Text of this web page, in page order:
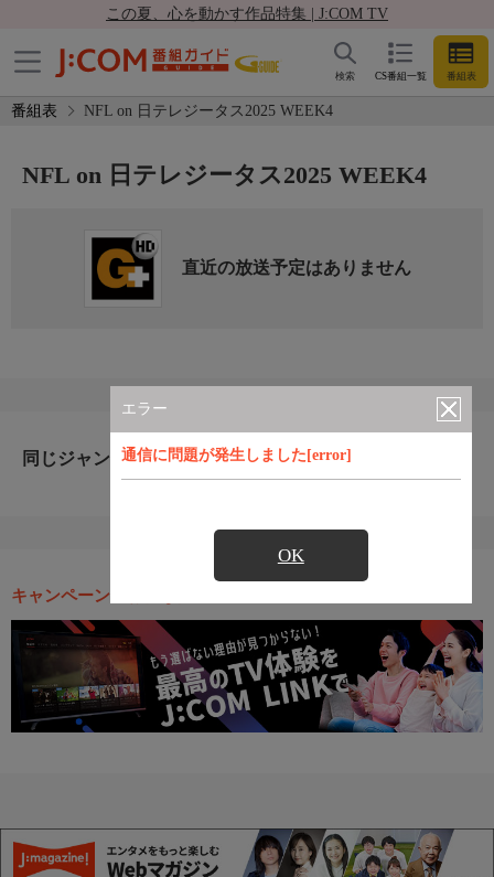
この夏、心を動かす作品特集 | J:COM TV
CS番組一覧 番組表
検索
番組表 NFL on 日テレジータス2025 WEEK4
エラー
通信に問題が発生しました[error]
OK
NFL on 日テレジータス2025 WEEK4
直近の放送予定はありません
同じジャンルのおすすめ番組
キャンペーン・お得な情報